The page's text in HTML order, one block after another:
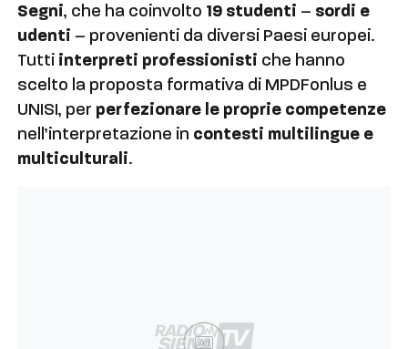
Segni, che ha coinvolto 19 studenti – sordi e
udenti – provenienti da diversi Paesi europei.
Tutti interpreti professionisti che hanno
scelto la proposta formativa di MPDFonlus e
UNISI, per perfezionare le proprie competenze
nell’interpretazione in contesti multilingue e
multiculturali.
Ad